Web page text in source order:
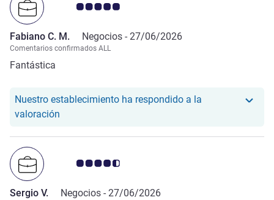
Nota de clientes de Avis 5.0/5
Fabiano C. M. Negocios - 27/06/2026
Comentarios confirmados ALL
Fantástica
Nuestro establecimiento ha respondido a la
valoración
Nota de clientes de Avis 4.5/5
Sergio V. Negocios - 27/06/2026